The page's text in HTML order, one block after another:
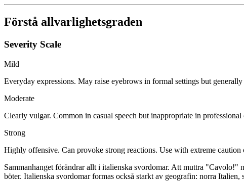
Förstå allvarlighetsgraden
Severity Scale
Mild
Everyday expressions. May raise eyebrows in formal settings but
Moderate
Clearly vulgar. Common in casual speech but inappropriate in
Strong
Highly offensive. Can provoke strong reactions. Use with extreme caution
Sammanhanget förändrar allt i italienska svordomar. Att muttra
böter. Italienska svordomar formas också starkt av geografin: norra